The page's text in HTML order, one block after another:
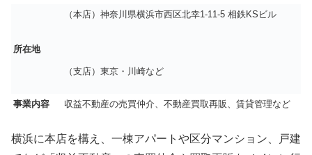
所在地
（本店）神奈川県横浜市西区北幸1-11-5 相鉄KSビル
（支店）東京・川崎など
事業内容 収益不動産の売買仲介、不動産買取再販、賃貸管理など
横浜に本店を構え、一棟アパートや区分マンション、戸建